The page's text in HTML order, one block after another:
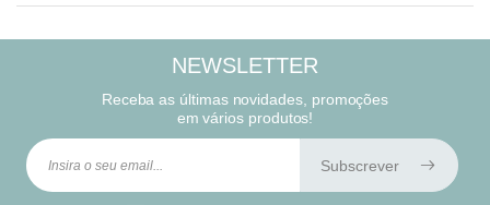
NEWSLETTER
Receba as últimas novidades, promoções
em vários produtos!
Subscrever